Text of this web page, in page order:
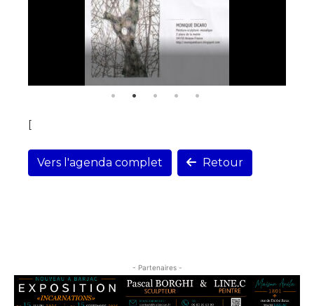
[
Vers l'agenda complet Retour
- Partenaires -